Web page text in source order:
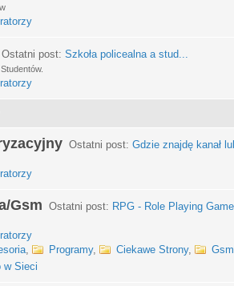
Ostatni post: Szkoła policealna a stud...
Ostatni post: Gdzie znajdę kanał
Gsm Ostatni post: RPG - Role Playing
, Programy, Ciekawe Strony,
Gsm
w Sieci